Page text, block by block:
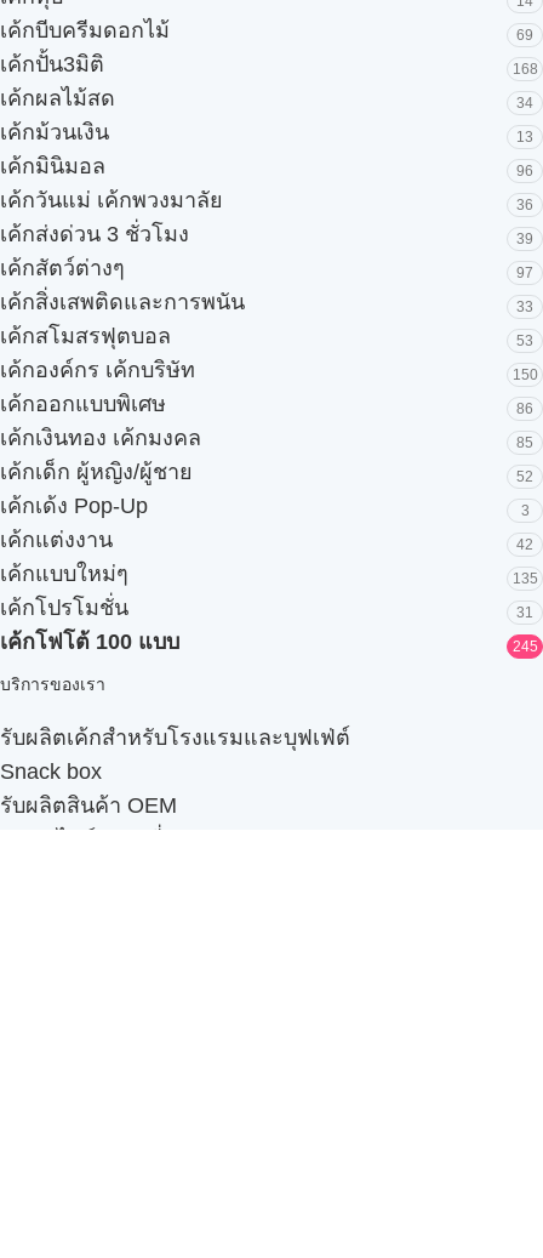
เค้กบีบครีมดอกไม้ 69
เค้กปั้น3มิติ 168
เค้กผลไม้สด 34
เค้กม้วนเงิน 13
เค้กมินิมอล 96
เค้กวันแม่ เค้กพวงมาลัย 36
เค้กส่งด่วน 3 ชั่วโมง 39
เค้กสัตว์ต่างๆ 97
เค้กสิ่งเสพติดและการพนัน 33
เค้กสโมสรฟุตบอล 53
เค้กองค์กร เค้กบริษัท 150
เค้กออกแบบพิเศษ 86
เค้กเงินทอง เค้กมงคล 85
เค้กเด็ก ผู้หญิง/ผู้ชาย 52
เค้กเด้ง Pop-Up 3
เค้กแต่งงาน 42
เค้กแบบใหม่ๆ 135
เค้กโปรโมชั่น 31
เค้กโฟโต้ 100 แบบ 245
บริการของเรา
รับผลิตเค้กสำหรับโรงแรมและบุฟเฟ่ต์
Snack box
รับผลิตสินค้า OEM